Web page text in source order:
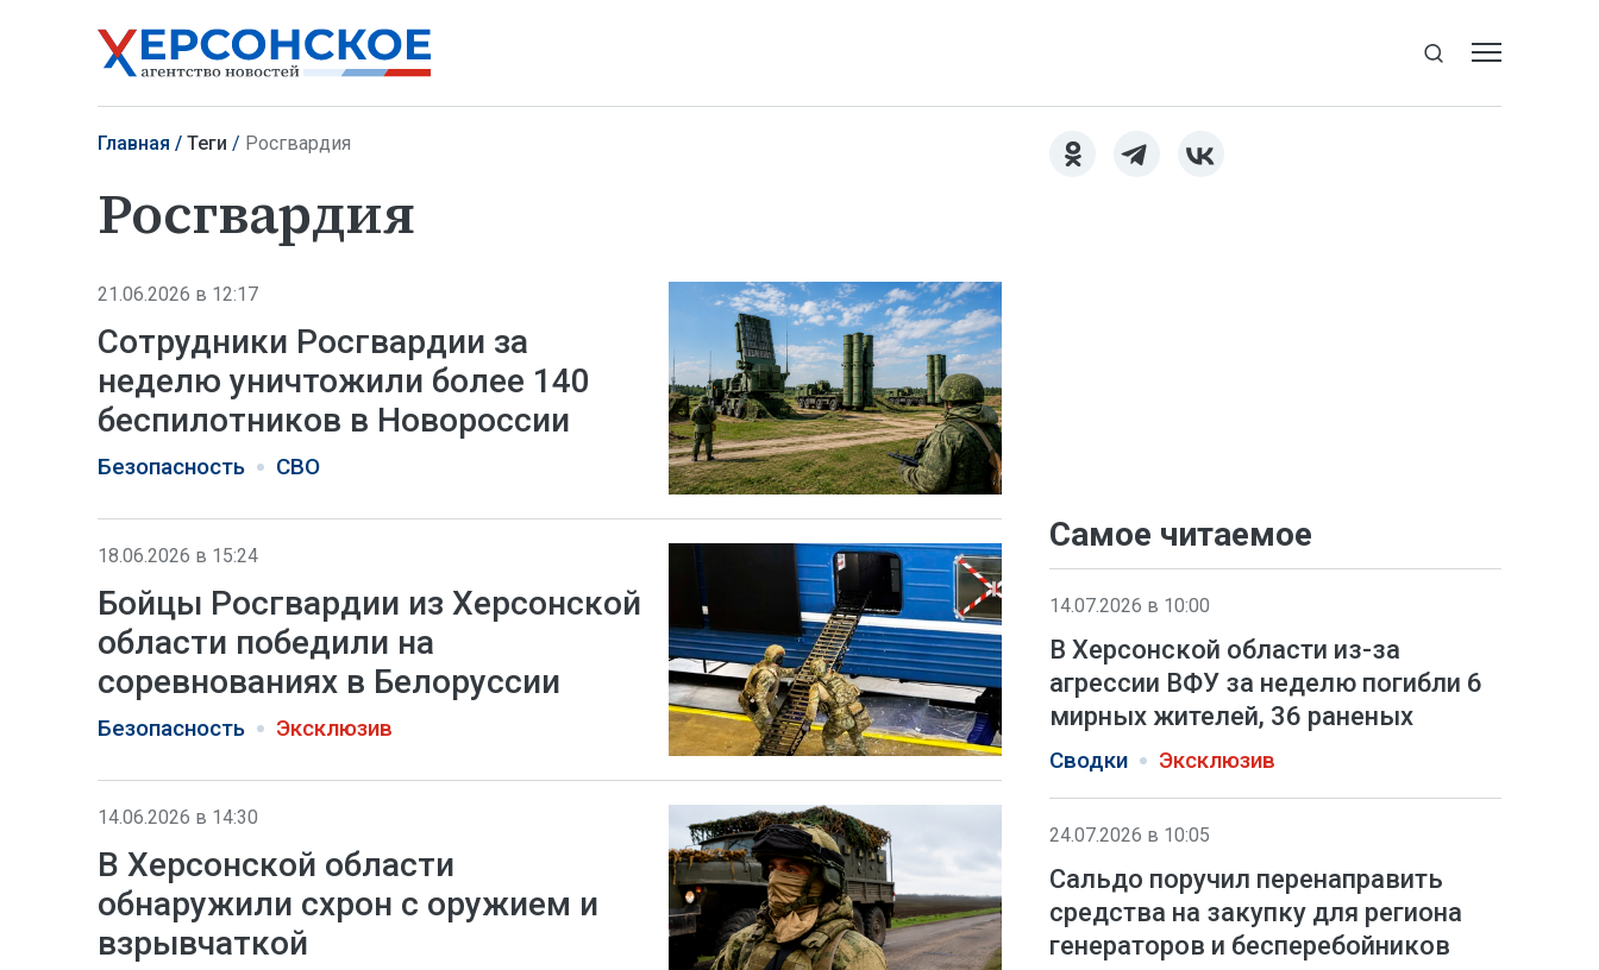
Главная Теги Росгвардия
Росгвардия
21.06.2026 в 12:17
Сотрудники Росгвардии за
неделю уничтожили более 140
беспилотников в Новороссии
Безопасность СВО
18.06.2026 в 15:24
Бойцы Росгвардии из Херсонской
области победили на
соревнованиях в Белоруссии
Безопасность Эксклюзив
14.06.2026 в 14:30
В Херсонской области
обнаружили схрон с оружием и
взрывчаткой
Самое читаемое
14.07.2026 в 10:00
В Херсонской области из-за
агрессии ВФУ за неделю погибли 6
мирных жителей, 36 раненых
Сводки Эксклюзив
24.07.2026 в 10:05
Сальдо поручил перенаправить
средства на закупку для региона
генераторов и бесперебойников